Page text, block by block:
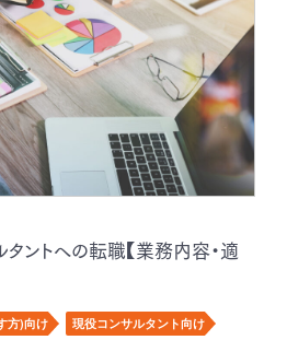
タントへの転職【業務内容・適
方)向け
現役コンサルタント向け